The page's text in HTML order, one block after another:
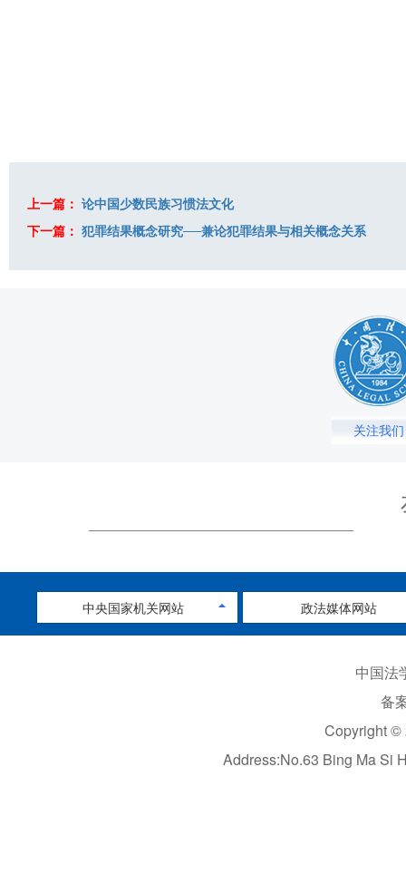
上一篇： 论中国少数民族习惯法文化
下一篇： 犯罪结果概念研究──兼论犯罪结果与相关概念关系
关注我们
中央国家机关网站 政法媒体网站
中国法
备
Copyright ©
Address:No.63 Bing Ma Si